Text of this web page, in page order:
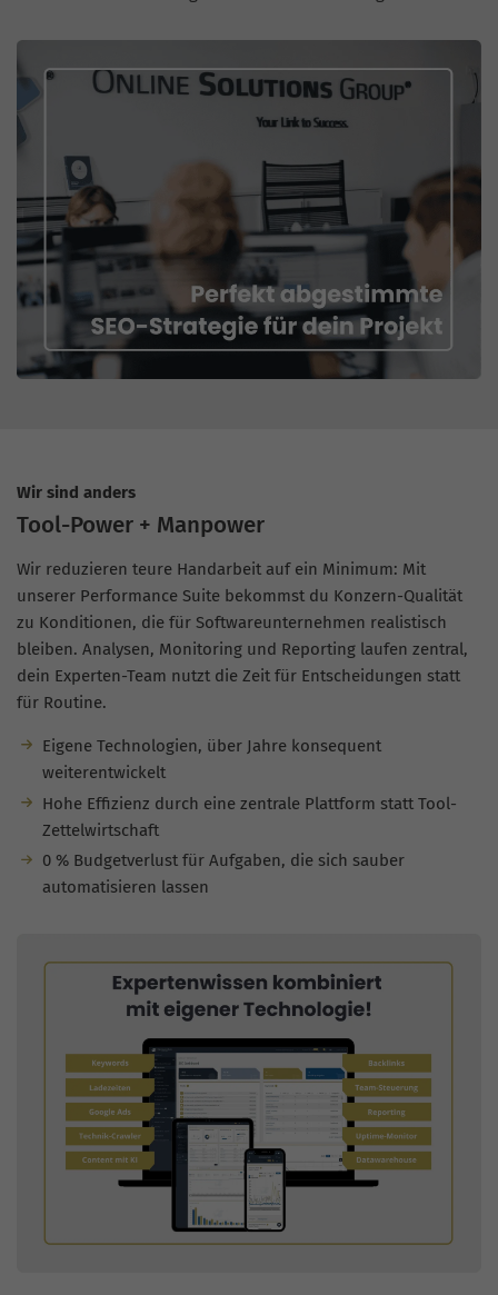
Wir sind anders
Tool-Power + Manpower
Wir reduzieren teure Handarbeit auf ein Minimum: Mit
unserer Performance Suite bekommst du Konzern-Qualität
zu Konditionen, die für Softwareunternehmen realistisch
bleiben. Analysen, Monitoring und Reporting laufen zentral,
dein Experten-Team nutzt die Zeit für Entscheidungen statt
für Routine.
Eigene Technologien, über Jahre konsequent
weiterentwickelt
Hohe Effizienz durch eine zentrale Plattform statt Tool-
Zettelwirtschaft
0 % Budgetverlust für Aufgaben, die sich sauber
automatisieren lassen